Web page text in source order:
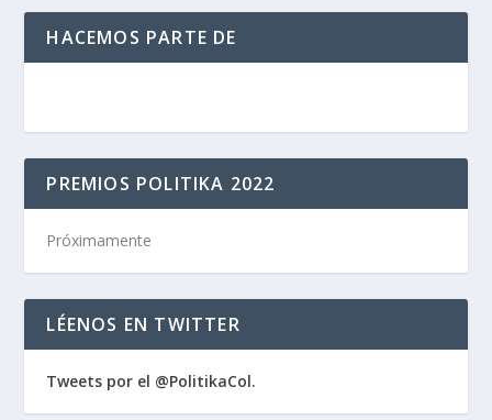
HACEMOS PARTE DE
PREMIOS POLITIKA 2022
Próximamente
LÉENOS EN TWITTER
Tweets por el @PolitikaCol.